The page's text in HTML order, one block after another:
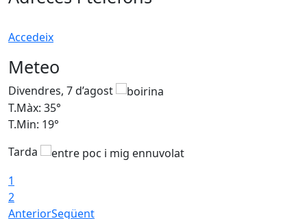
Accedeix
Meteo
Divendres, 7 d’agost
T.Màx: 35°
T.Min: 19°
Tarda
1
2
AnteriorSegüent